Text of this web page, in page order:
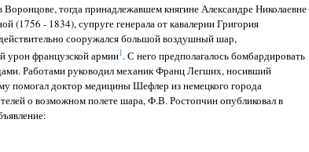
тогда принадлежавшем княгине Александре Николаевне
(1756 - 1834), супруге генерала от кавалерии Григория
сооружался большой воздушный шар,
урон французской армии1. С него предполагалось бомбардировать
Работами руководил механик Франц Легших, носивший
помогал доктор медицины Шефлер из немецкого города
о возможном полете шара, Ф.В. Ростопчин опубликовал в